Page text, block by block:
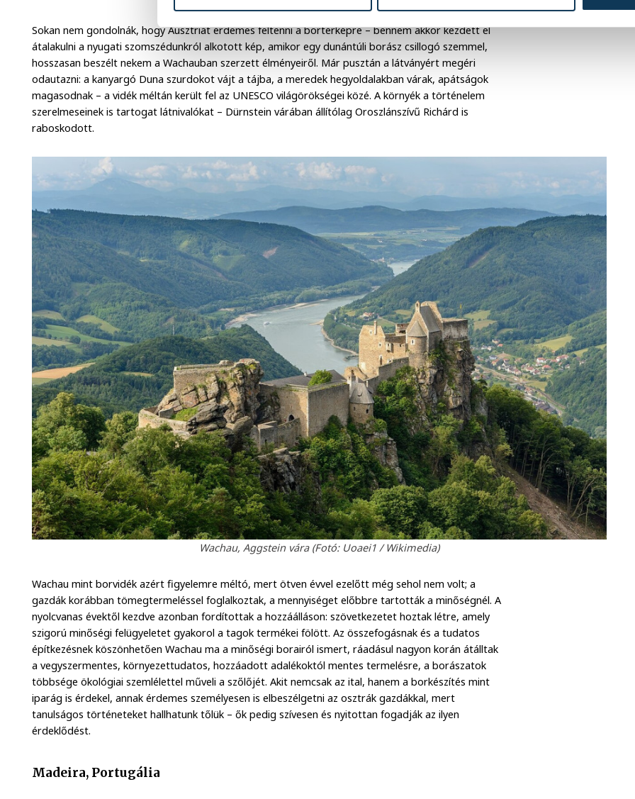
Sokan nem gondolnák, hogy Ausztriát érdemes feltenni a bortérképre – bennem akkor kezdett el
átalakulni a nyugati szomszédunkról alkotott kép, amikor egy dunántúli borász csillogó szemmel,
hosszasan beszélt nekem a Wachauban szerzett élményeiről. Már pusztán a látványért megéri
odautazni: a kanyargó Duna szurdokot vájt a tájba, a meredek hegyoldalakban várak, apátságok
magasodnak – a vidék méltán került fel az UNESCO világörökségei közé. A környék a történelem
szerelmeseinek is tartogat látnivalókat – Dürnstein várában állítólag Oroszlánszívű Richárd is
raboskodott.
Wachau, Aggstein vára (Fotó: Uoaei1 / Wikimedia)
Wachau mint borvidék azért figyelemre méltó, mert ötven évvel ezelőtt még sehol nem volt; a
gazdák korábban tömegtermeléssel foglalkoztak, a mennyiséget előbbre tartották a minőségnél. A
nyolcvanas évektől kezdve azonban fordítottak a hozzáálláson: szövetkezetet hoztak létre, amely
szigorú minőségi felügyeletet gyakorol a tagok termékei fölött. Az összefogásnak és a tudatos
építkezésnek köszönhetően Wachau ma a minőségi borairól ismert, ráadásul nagyon korán átálltak
a vegyszermentes, környezettudatos, hozzáadott adalékoktól mentes termelésre, a borászatok
többsége ökológiai szemlélettel műveli a szőlőjét. Akit nemcsak az ital, hanem a borkészítés mint
iparág is érdekel, annak érdemes személyesen is elbeszélgetni az osztrák gazdákkal, mert
tanulságos történeteket hallhatunk tőlük – ők pedig szívesen és nyitottan fogadják az ilyen
érdeklődést.
Madeira, Portugália